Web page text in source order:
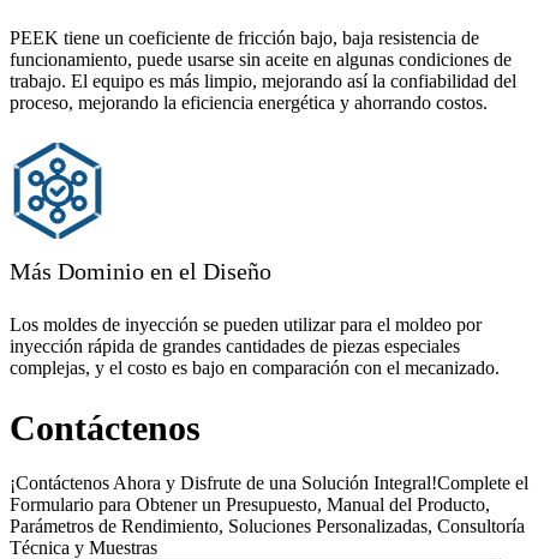
PEEK tiene un coeficiente de fricción bajo, baja resistencia de
funcionamiento, puede usarse sin aceite en algunas condiciones de
trabajo. El equipo es más limpio, mejorando así la confiabilidad del
proceso, mejorando la eficiencia energética y ahorrando costos.
Más Dominio en el Diseño
Los moldes de inyección se pueden utilizar para el moldeo por
inyección rápida de grandes cantidades de piezas especiales
complejas, y el costo es bajo en comparación con el mecanizado.
Contáctenos
¡Contáctenos Ahora y Disfrute de una Solución Integral!Complete el
Formulario para Obtener un Presupuesto, Manual del Producto,
Parámetros de Rendimiento, Soluciones Personalizadas, Consultoría
Técnica y Muestras